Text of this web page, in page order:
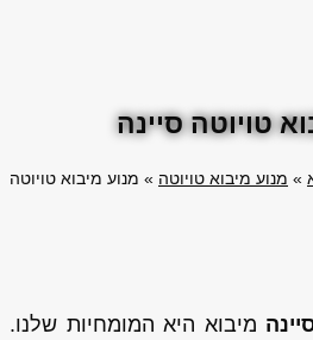
טויוטה סיינה
» מנוע מיבוא טויוטה » מנוע מיבוא טויוטה
מיבוא היא המומחיות שלנו.